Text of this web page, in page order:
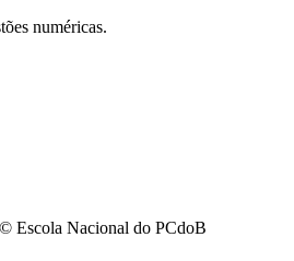
numéricas.
Escola Nacional do PCdoB